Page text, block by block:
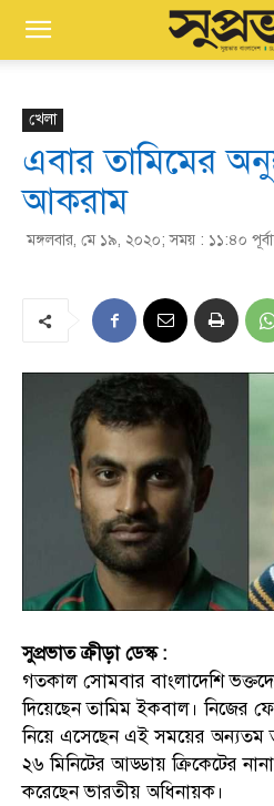
খেলা
এবার তামিমের
আকরাম
মঙ্গলবার, মে ১৯, ২০২০; সময় : ১১:৪০
সুপ্রভাত ক্রীড়া ডেস্ক :
গতকাল সোমবার বাংলাদেশি
দিয়েছেন তামিম ইকবাল। নিজের
নিয়ে এসেছেন এই সময়ের অন্যতম
২৬ মিনিটের আড্ডায় ক্রিকেটের
করেছেন ভারতীয় অধিনায়ক।